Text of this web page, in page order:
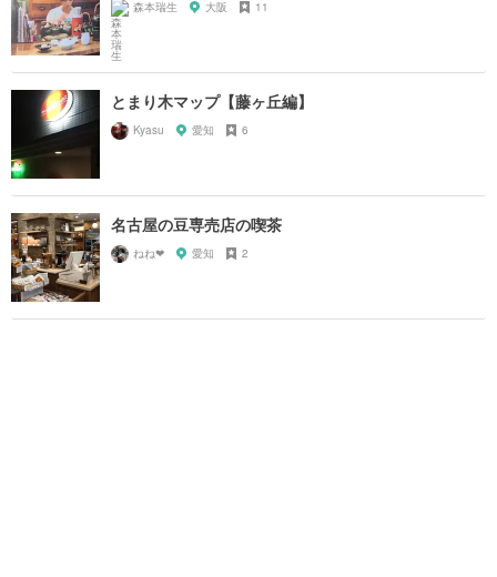
森本瑞生 大阪 11
とまり木マップ【藤ヶ丘編】
Kyasu 愛知 6
名古屋の豆専売店の喫茶
ねね‪‪❤︎‬ 愛知 2